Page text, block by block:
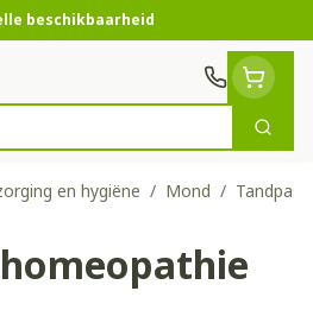
beschikbaarheid
Zoek
en hygiëne / Mond /